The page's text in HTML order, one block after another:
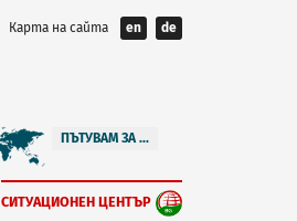
Карта на сайта en de
ПЪТУВАМ ЗА ...
СИТУАЦИОНЕН ЦЕНТЪР